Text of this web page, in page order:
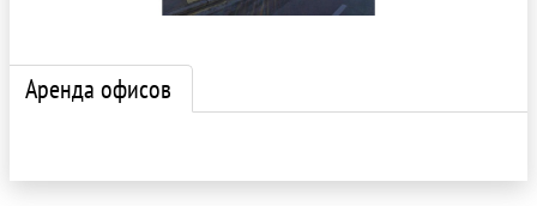
Аренда офисов